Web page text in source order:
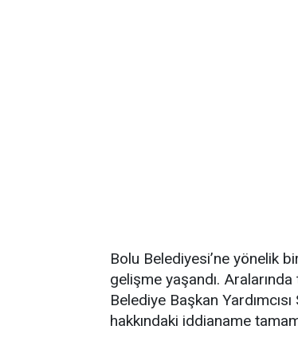
Bolu Belediyesi’ne yönelik
gelişme yaşandı.
Belediye Başkan
hakkındaki iddianame